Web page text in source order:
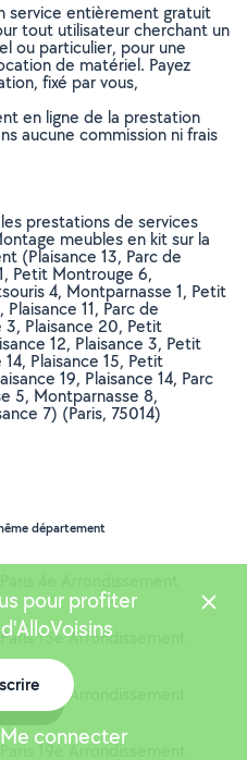
service entièrement gratuit
tout utilisateur cherchant un
ou particulier, pour une
de matériel. Payez
fixé par vous,
en ligne de la prestation
aucune commission ni frais
prestations de services
meubles en kit sur la
(Plaisance 13, Parc de
Petit Montrouge 6,
4, Montparnasse 1, Petit
11, Parc de
Plaisance 20, Petit
12, Plaisance 3, Petit
Plaisance 15, Petit
19, Plaisance 14, Parc
5, Montparnasse 8,
7) (Paris, 75014)
département
15e Arrondissement
18e Arrondissement
19e Arrondissement
pour profiter
connecter